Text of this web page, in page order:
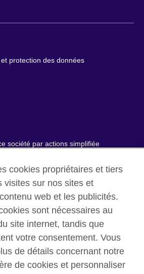
protection des données
société par actions simplifiée
dédiée aux domaines de l’éducation
British Council in France société par
est une société inscrite en
RCS Paris n° 847 719 473. Adresse :
75007 Paris, France. Le British Council
de Galles) et SC037733 (Ecosse).
Stratford, London E20 1JQ,
examens sont facturées par
Uni.
cookies propriétaires et tiers
visites sur nos sites et
web et les publicités.
sont nécessaires au
site internet, tandis que
votre consentement. Vous
de détails concernant notre
de cookies et personnaliser